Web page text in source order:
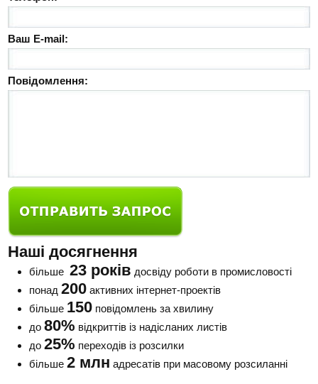
Ваш E-mail:
Повідомлення:
Наші досягнення
більше23 років досвіду роботи в промисловості
понад200 активних інтернет-проектів
більше 150 повідомлень за хвилину
до80% відкриттів із надісланих листів
до25% переходів із розсилки
більше2 млн адресатів при масовому розсиланні